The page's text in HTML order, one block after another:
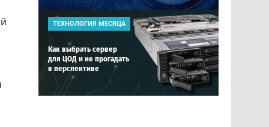
ТЕХНОЛОГИЯ МЕСЯЦА
Как выбрать сервер
для ЦОД и не прогадать
в перспективе